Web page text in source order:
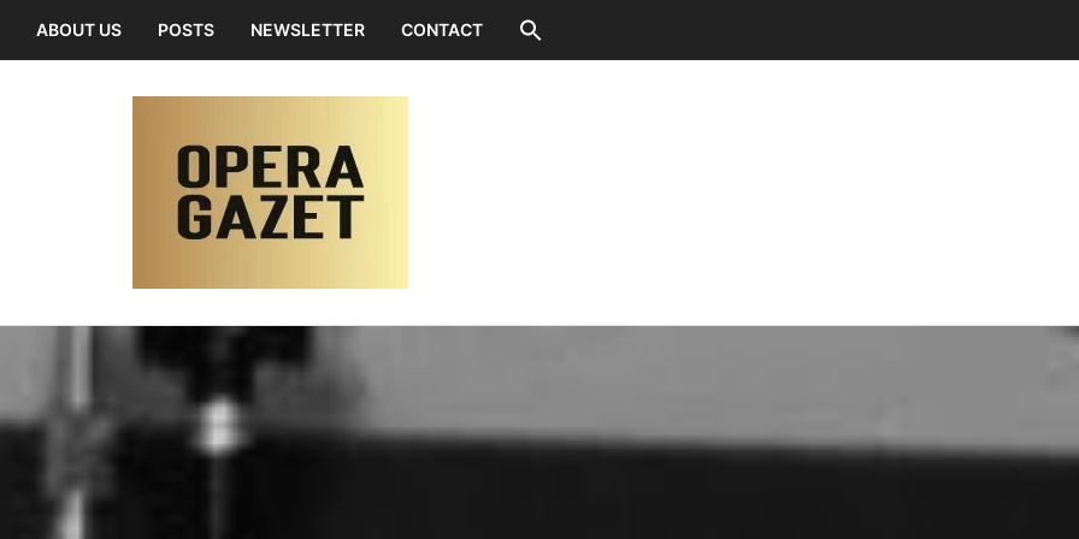
ABOUT US POSTS NEWSLETTER CONTACT